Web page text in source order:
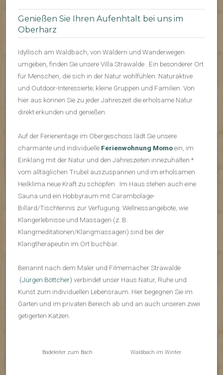
Genießen Sie Ihren Aufenhtalt bei uns im
Oberharz
Idyllisch am Waldbach, von Wäldern und Wanderwegen
umgeben, finden Sie unsere Villa Strawalde . Ein besonderer Ort
für Menschen, die sich in der Natur wohlfühlen: Naturaktive
und Outdoor-Interessierte; kleine Gruppen und Familien. Von
hier aus können Sie zu jeder Jahreszeit die erholsame Natur
direkt erkunden und genießen.
Auf der Ferienentage im Obergeschoss lädt Sie unsere
charmante und individuelle Ferienwohnung Momoein, im
Einklang mit der Natur und den Jahreszeiten innezuhalten *
vom alltäglichen Trubel auszuspannen und im erholsamen
Heilklima neue Kraft zu schöpfen. Im Haus stehen auch eine
Sauna und ein Hobbyraum mit Carambolage-
Billard/Tischtennis zur Verfügung. Wellnessangebote, wie
Klangerlebnisse und Massagen (z. B.
Klangmeditationen/Klangmassagen) sind bei der
Klangtherapeutin im Ort buchbar.
Benannt nach dem Maler und Filmemacher Strawalde
(Jürgen Böttcher) verbindet unser Haus Natur, Ruhe und
Kunst zum individuellen Lebensraum. Hier begegnen Sie im
Garten und im privaten Bereich ab und an auch unseren zwei
getigerten Katzen.
Badeleiter zum Bach Waldbach im Winter